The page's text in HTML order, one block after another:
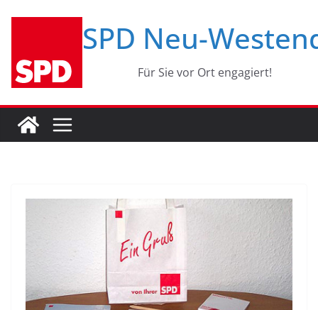
SPD Neu-
Für Sie vor Ort engagiert!